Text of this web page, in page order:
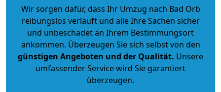
Wir sorgen dafür, dass Ihr Umzug nach Bad Orb
reibungslos verläuft und alle Ihre Sachen sicher
und unbeschadet an Ihrem Bestimmungsort
ankommen. Überzeugen Sie sich selbst von den
günstigen Angeboten und der Qualität. Unsere
umfassender Service wird Sie garantiert
überzeugen.